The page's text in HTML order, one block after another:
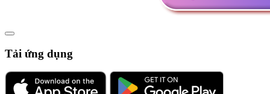
Tải ứng dụng